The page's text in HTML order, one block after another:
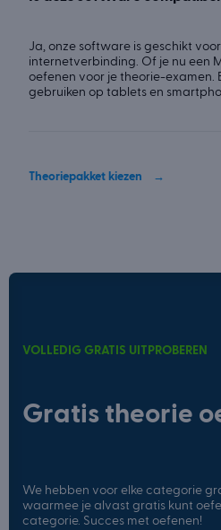
Ja, onze software is geschikt
internetverbinding. Of je nu een
oefenen voor je theorie-examen.
gebruiken op tablets en
Theoriepakket kiezen
VOLLEDIG GRATIS UITPROBEREN
Gratis theorie
We hebben voor elke categorie
waarmee je alvast gratis kunt
categorie. Succes met oefenen!